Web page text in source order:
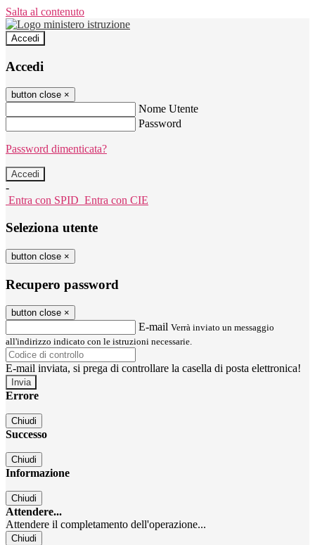
Salta al contenuto
Accedi
Accedi
button close ×
Nome Utente
Password
Password dimenticata?
-
Entra con SPID Entra con CIE
Seleziona utente
button close ×
Recupero password
button close ×
E-mail Verrà inviato un messaggio
all'indirizzo indicato con le istruzioni necessarie.
E-mail inviata, si prega di controllare la casella di posta elettronica!
Errore
Chiudi
Successo
Chiudi
Informazione
Chiudi
Attendere...
Attendere il completamento dell'operazione...
Chiudi